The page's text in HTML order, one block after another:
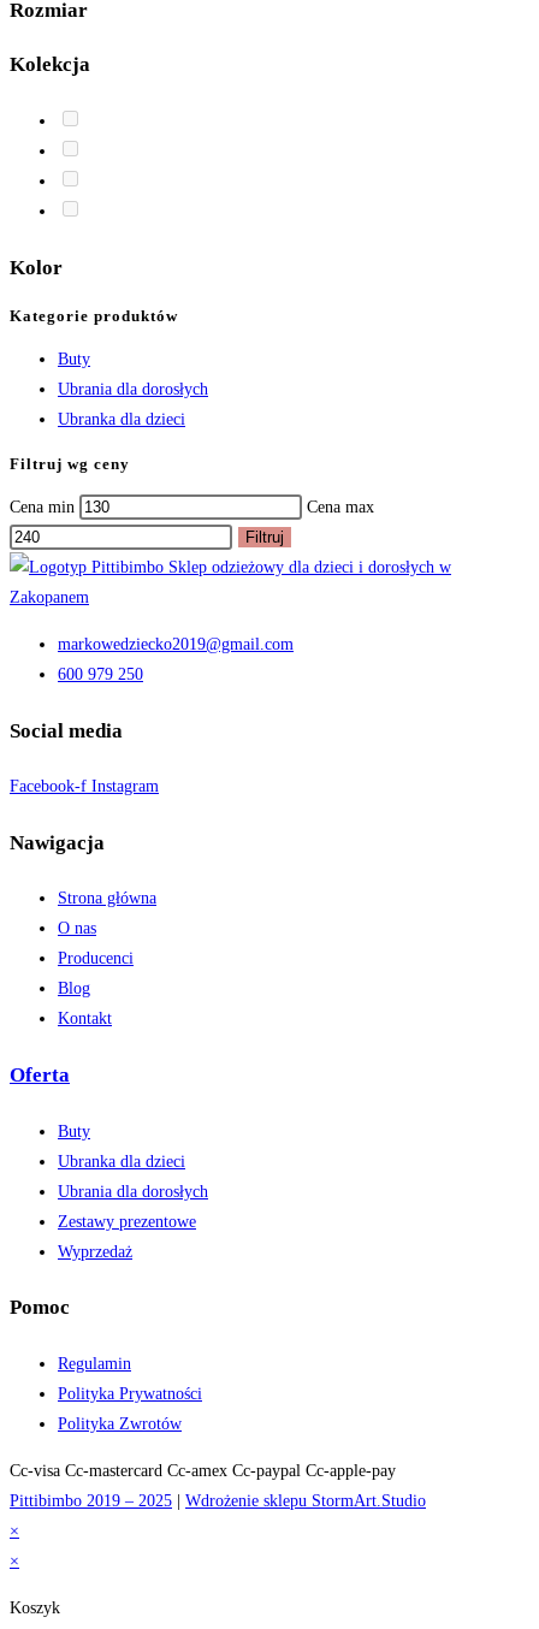
Rozmiar
Kolekcja
Kolor
Kategorie produktów
Buty
Ubrania dla dorosłych
Ubranka dla dzieci
Filtruj wg ceny
Cena min
Cena max
Filtruj
markowedziecko2019@gmail.com
600 979 250
Social media
Facebook-f Instagram
Nawigacja
Strona główna
O nas
Producenci
Blog
Kontakt
Oferta
Buty
Ubranka dla dzieci
Ubrania dla dorosłych
Zestawy prezentowe
Wyprzedaż
Pomoc
Regulamin
Polityka Prywatności
Polityka Zwrotów
Cc-visa Cc-mastercard Cc-amex Cc-paypal Cc-apple-pay
Pittibimbo 2019 – 2025
Wdrożenie sklepu StormArt.Studio
×
×
Koszyk